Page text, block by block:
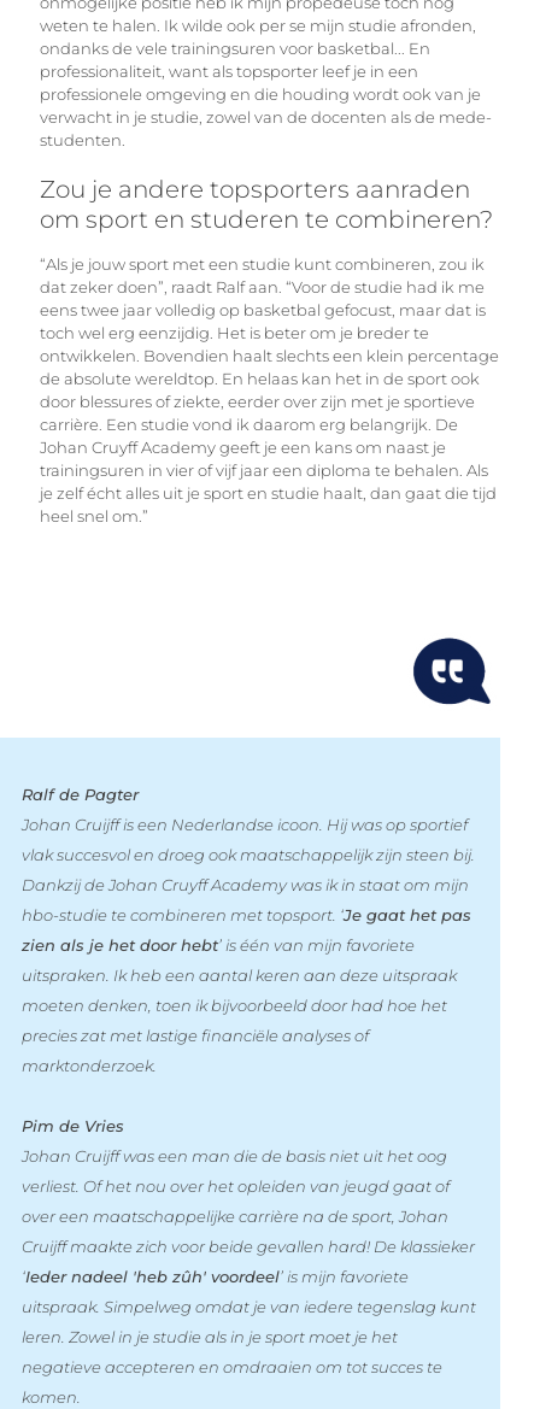
weten te halen. Ik wilde ook per se mijn studie afronden,
ondanks de vele trainingsuren voor basketbal... En
professionaliteit, want als topsporter leef je in een
professionele omgeving en die houding wordt ook van je
verwacht in je studie, zowel van de docenten als de mede-
studenten.
Zou je andere topsporters aanraden
om sport en studeren te combineren?
“Als je jouw sport met een studie kunt combineren, zou ik
dat zeker doen”, raadt Ralf aan. “Voor de studie had ik me
eens twee jaar volledig op basketbal gefocust, maar dat is
toch wel erg eenzijdig. Het is beter om je breder te
ontwikkelen. Bovendien haalt slechts een klein percentage
de absolute wereldtop. En helaas kan het in de sport ook
door blessures of ziekte, eerder over zijn met je sportieve
carrière. Een studie vond ik daarom erg belangrijk. De
Johan Cruyff Academy geeft je een kans om naast je
trainingsuren in vier of vijf jaar een diploma te behalen. Als
je zelf écht alles uit je sport en studie haalt, dan gaat die tijd
heel snel om.”
Ralf de Pagter
Johan Cruijff is een Nederlandse icoon. Hij was op sportief
vlak succesvol en droeg ook maatschappelijk zijn steen bij.
Dankzij de Johan Cruyff Academy was ik in staat om mijn
hbo-studie te combineren met topsport. ‘Je gaat het pas
zien als je het door hebt’ is één van mijn favoriete
uitspraken. Ik heb een aantal keren aan deze uitspraak
moeten denken, toen ik bijvoorbeeld door had hoe het
precies zat met lastige financiële analyses of
marktonderzoek.
Pim de Vries
Johan Cruijff was een man die de basis niet uit het oog
verliest. Of het nou over het opleiden van jeugd gaat of
over een maatschappelijke carrière na de sport, Johan
Cruijff maakte zich voor beide gevallen hard! De klassieker
‘Ieder nadeel 'heb zûh' voordeel’ is mijn favoriete
uitspraak. Simpelweg omdat je van iedere tegenslag kunt
leren. Zowel in je studie als in je sport moet je het
negatieve accepteren en omdraaien om tot succes te
komen.